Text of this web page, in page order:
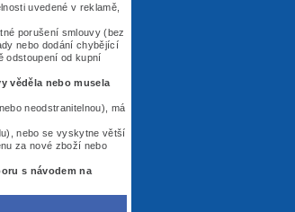
uvedené v reklamě,
porušení smlouvy (bez
nebo dodání chybějící
odstoupení od kupní
věděla nebo musela
neodstranitelnou), má
nebo se vyskytne větší
za nové zboží nebo
s návodem na